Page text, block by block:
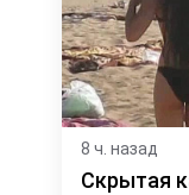
8 ч. назад
Скрытая